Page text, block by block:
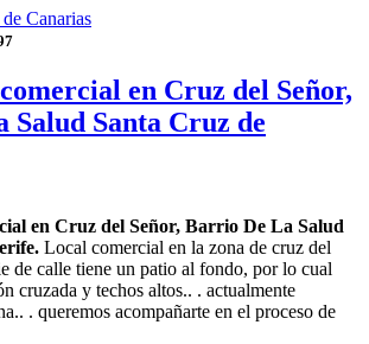
en Cruz del Señor,
Salud Santa Cruz de
en Cruz del Señor, Barrio De La Salud
Local comercial en la zona de cruz del
de calle tiene un patio al fondo, por lo cual
cruzada y techos altos.. . actualmente
. queremos acompañarte en el proceso de